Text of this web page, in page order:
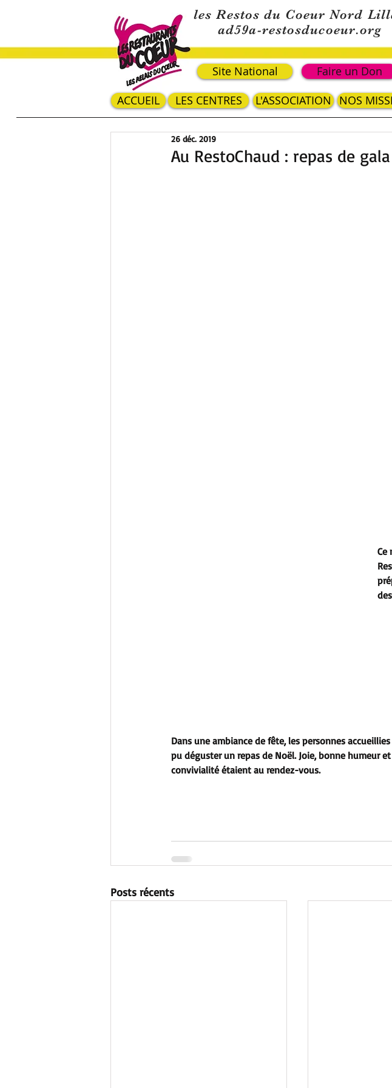
les Restos du Coeur Nord
Faire un Don
ad59a-restosducoeur.org
Site National
ACCUEIL
LES CENTRES NOS
L'ASSOCIATION
Au RestoChaud : repas de
26 déc. 2019
Ce
Dans une ambiance de fête, les personnes
pu déguster un repas de Noël. Joie, bonne humeur et
convivialité étaient au rendez-vous.
Posts récents